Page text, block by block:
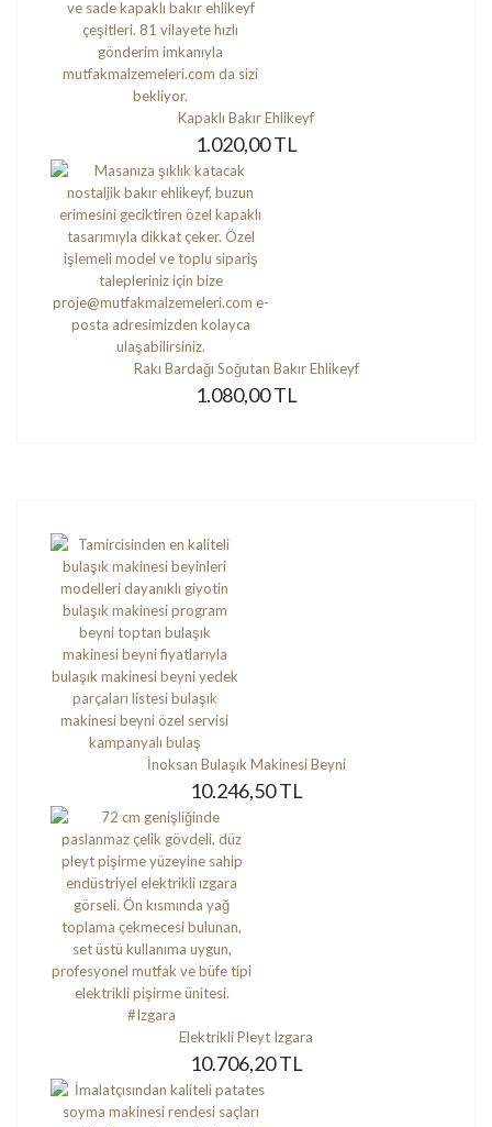
Kapaklı Bakır Ehlikeyf
1.020,00 TL
Rakı Bardağı Soğutan Bakır Ehlikeyf
1.080,00 TL
İnoksan Bulaşık Makinesi Beyni
10.246,50 TL
Elektrikli Pleyt Izgara
10.706,20 TL